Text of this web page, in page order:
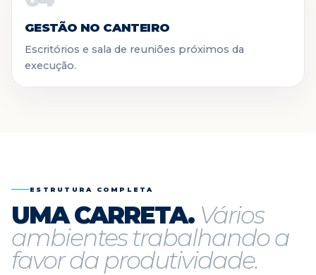
GESTÃO NO CANTEIRO
Escritórios e sala de reuniões próximos da
execução.
ESTRUTURA COMPLETA
UMA CARRETA. Vários
ambientes trabalhando a
favor da produtividade.